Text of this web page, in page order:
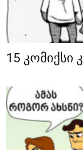
15 კომიქსი